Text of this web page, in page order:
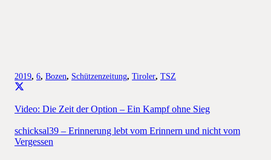
2019, 6, Bozen, Schützenzeitung, Tiroler, TSZ
Video: Die Zeit der Option – Ein Kampf ohne Sieg
schicksal39 – Erinnerung lebt vom Erinnern und nicht vom
Vergessen